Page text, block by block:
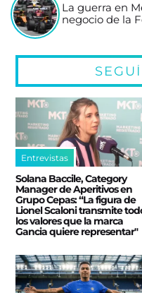
La guerra en
negocio de la
Entrevistas
Solana Baccile, Category
Manager de Aperitivos en
Grupo Cepas: “La figura de
Lionel Scaloni transmite
los valores que la marca
Gancia quiere representar"